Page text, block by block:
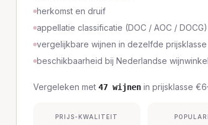
herkomst en druif
appellatie classificatie (DOC / AOC / DOCG)
vergelijkbare wijnen in dezelfde prijsklasse
beschikbaarheid bij Nederlandse
Vergeleken met 47 wijnen in prijsklasse
PRIJS-KWALITEIT